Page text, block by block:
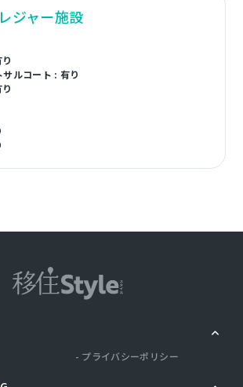
ジャー施設
ルコート : 有り
プライバシーポリシー